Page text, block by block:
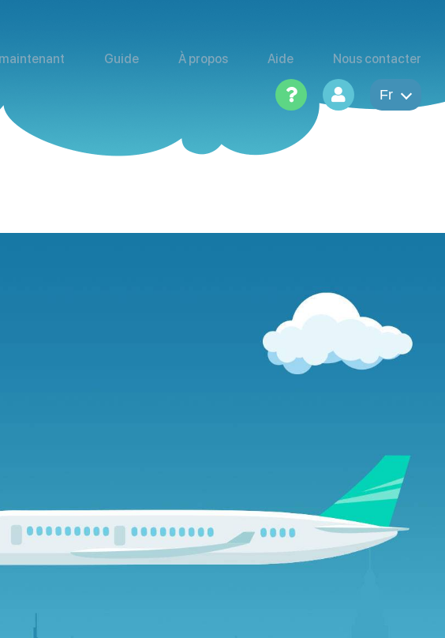
Guide À propos Aide Nous contacter
Fr